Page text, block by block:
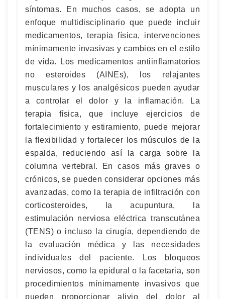
síntomas. En muchos casos, se adopta un
enfoque multidisciplinario que puede incluir
medicamentos, terapia física, intervenciones
mínimamente invasivas y cambios en el estilo
de vida. Los medicamentos antiinflamatorios
no esteroides (AINEs), los relajantes
musculares y los analgésicos pueden ayudar
a controlar el dolor y la inflamación. La
terapia física, que incluye ejercicios de
fortalecimiento y estiramiento, puede mejorar
la flexibilidad y fortalecer los músculos de la
espalda, reduciendo así la carga sobre la
columna vertebral. En casos más graves o
crónicos, se pueden considerar opciones más
avanzadas, como la terapia de infiltración con
corticosteroides, la acupuntura, la
estimulación nerviosa eléctrica transcutánea
(TENS) o incluso la cirugía, dependiendo de
la evaluación médica y las necesidades
individuales del paciente. Los bloqueos
nerviosos, como la epidural o la facetaria, son
procedimientos mínimamente invasivos que
pueden proporcionar alivio del dolor al